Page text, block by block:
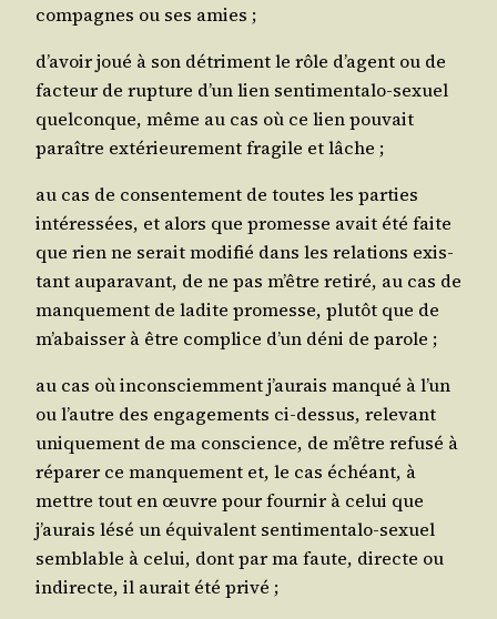
com­pagnes ou ses amies ;
d’a­voir joué à son détri­ment le rôle d’agent ou de
fac­teur de rup­ture d’un lien sen­ti­men­ta­lo-sexuel
quel­conque, même au cas où ce lien pou­vait
paraître exté­rieu­re­ment fra­gile et lâche ;
au cas de consen­te­ment de toutes les par­ties
inté­res­sées, et alors que pro­messe avait été faite
que rien ne serait modi­fié dans les rela­tions exis­
tant aupa­ra­vant, de ne pas m’être reti­ré, au cas de
man­que­ment de ladite pro­messe, plu­tôt que de
m’a­bais­ser à être com­plice d’un déni de parole ;
au cas où incons­ciem­ment j’au­rais man­qué à l’un
ou l’autre des enga­ge­ments ci-des­sus, rele­vant
uni­que­ment de ma conscience, de m’être refu­sé à
répa­rer ce man­que­ment et, le cas échéant, à
mettre tout en œuvre pour four­nir à celui que
j’au­rais lésé un équi­valent sen­ti­men­ta­lo-sexuel
sem­blable à celui, dont par ma faute, directe ou
indi­recte, il aurait été privé ;